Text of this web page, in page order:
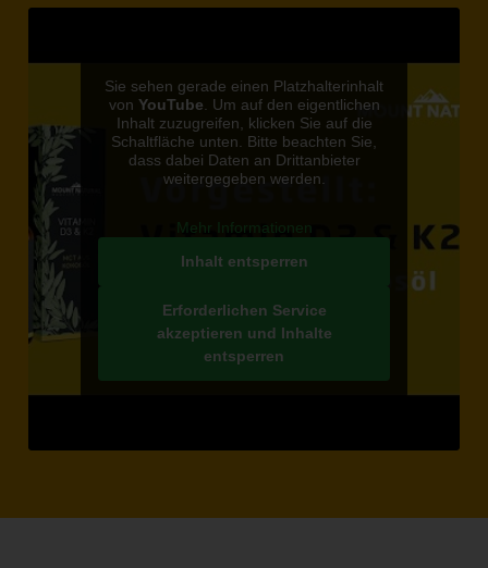
Sie sehen gerade einen Platzhalterinhalt
von YouTube. Um auf den eigentlichen
Inhalt zuzugreifen, klicken Sie auf die
Schaltfläche unten. Bitte beachten Sie,
dass dabei Daten an Drittanbieter
weitergegeben werden.
Mehr Informationen
Inhalt entsperren
Erforderlichen Service
akzeptieren und Inhalte
entsperren